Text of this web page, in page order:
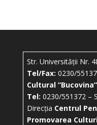
Str. Universității Nr.
Tel/Fax: 0230/
Cultural ”Bucovina”
Tel: 0230/551372 –
Direcția Centrul
Promovarea